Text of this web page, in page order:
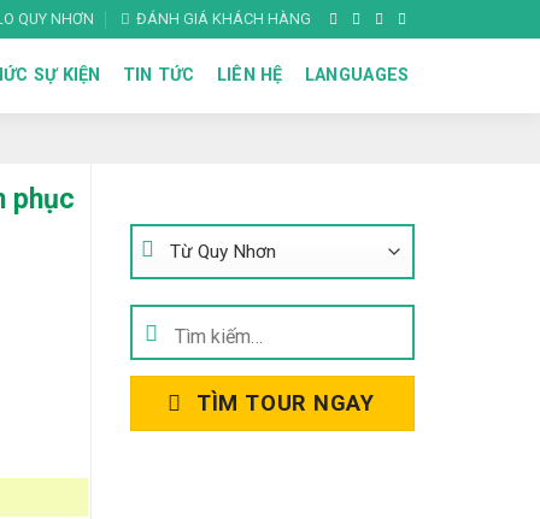
QUY NHƠN ĐÁNH GIÁ KHÁCH HÀNG
SỰ KIỆN TIN TỨC LIÊN HỆ LANGUAGES
Tìm
kiếm:
TÌM TOUR NGAY
phục